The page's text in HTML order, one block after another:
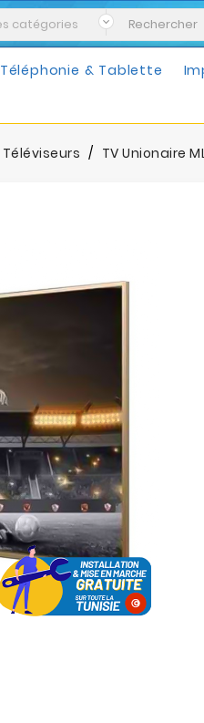
Téléphonie & Tablette
Téléviseurs TV Unionaire